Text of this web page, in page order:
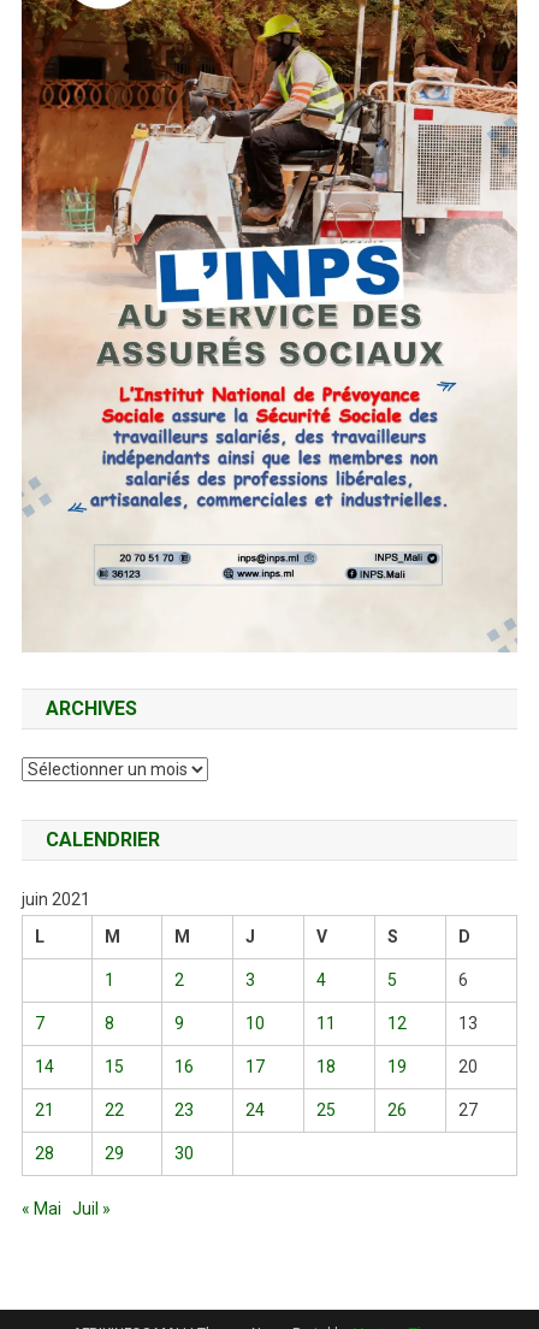
ARCHIVES
Archives
CALENDRIER
juin 2021
L
M M J V S D
1 2 3 4 5 6
7 8 9 10 11 12 13
14 15 16 17 18 19 20
21 22 23 24 25 26 27
28 29 30
« Mai Juil »